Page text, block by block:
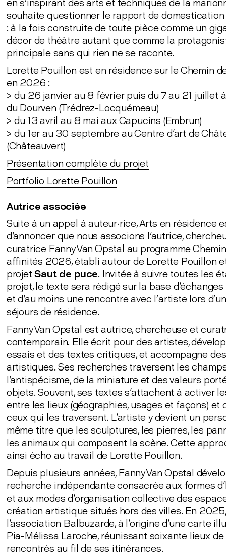
en s'inspirant des arts et techniques de la
souhaite questionner le rapport de
: à la fois construite de toute pièce comme un
décor de théâtre autant que comme la
principale sans qui rien ne se raconte.
Lorette Pouillon est en résidence sur le Chemin
en 2026 :
> du 26 janvier au 8 février puis du 7 au 21 juillet
du Dourven (Trédrez-Locquémeau)
> du 13 avril au 8 mai aux Capucins (Embrun)
> du 1er au 30 septembre au Centre d'art de
(Châteauvert)
Présentation complète du projet
Portfolio Lorette Pouillon
Autrice associée
Suite à un appel à auteur·rice, Arts en résidence
d'annoncer que nous associons l'autrice,
curatrice Fanny Van Opstal au programme
affinités 2026, établi autour de Lorette Pouillon
projetSaut de puce. Invitée à suivre toutes les
projet, le texte sera rédigé sur la base
et d'au moins une rencontre avec l’artiste lors
séjours de résidence.
Fanny Van Opstal est autrice, chercheuse et
contemporain. Elle écrit pour des artistes,
essais et des textes critiques, et accompagne
artistiques. Ses recherches traversent les
l'antispécisme, de la miniature et des valeurs
objets. Souvent, ses textes s'attachent à activer
entre les lieux (géographies, usages et façons) et
ceux qui les traversent. L'artiste y devient un
même titre que les sculptures, les pierres, les
les animaux qui composent la scène. Cette
ainsi écho au travail de Lorette Pouillon.
Depuis plusieurs années, Fanny Van Opstal
recherche indépendante consacrée aux formes
et aux modes d'organisation collective des
création artistique situés hors des villes. En
l'association Balbuzarde, à l'origine d'une carte
Pia-Mélissa Laroche, réunissant soixante lieux
rencontrés au fil de ses itinérances.